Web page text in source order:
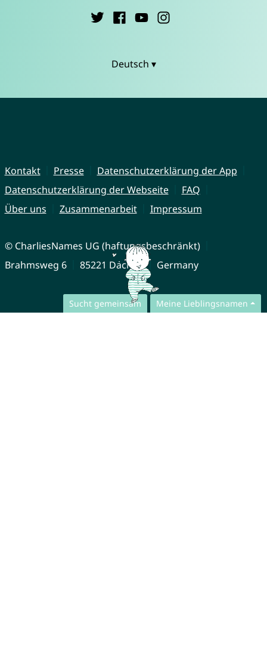
Sucht gemeinsam Meine Lieblingsnamen
Deutsch ▾
Kontakt Presse
Datenschutzerklärung der App
Datenschutzerklärung der Webseite
FAQ
Über uns
Zusammenarbeit Impressum
© CharliesNames UG (haftungsbeschränkt)
Brahmsweg 6
85221 Dachau Germany